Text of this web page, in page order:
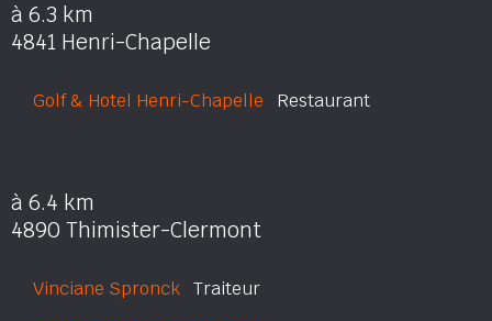
à 6.3 km
4841 Henri-Chapelle
Golf & Hotel Henri-Chapelle Restaurant
à 6.4 km
4890 Thimister-Clermont
Vinciane Spronck Traiteur